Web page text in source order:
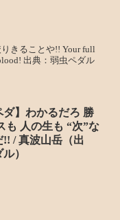
きることや!! Your full
出典：弱虫ペダル
ダ】わかるだろ 勝
も 人の生も “次”な
!! / 真波山岳（出
）